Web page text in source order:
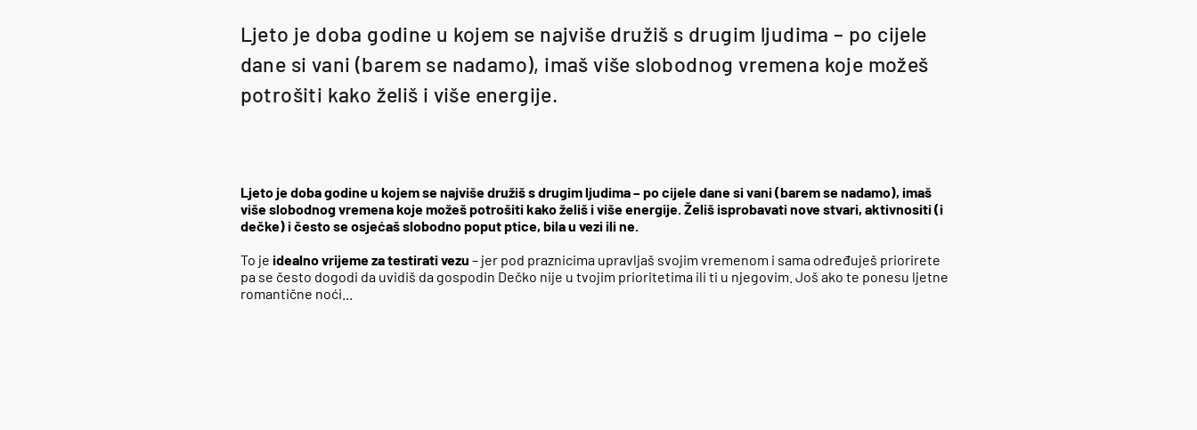
Ljeto je doba godine u kojem se najviše družiš s drugim ljudima – po cijele
dane si vani (barem se nadamo), imaš više slobodnog vremena koje možeš
potrošiti kako želiš i više energije.
Ljeto je doba godine u kojem se najviše družiš s drugim ljudima – po cijele dane si vani (barem se nadamo), imaš
više slobodnog vremena koje možeš potrošiti kako želiš i više energije. Želiš isprobavati nove stvari, aktivnositi (i
dečke) i često se osjećaš slobodno poput ptice, bila u vezi ili ne.
To je idealno vrijeme za testirati vezu – jer pod praznicima upravljaš svojim vremenom i sama određuješ priorirete
pa se često dogodi da uvidiš da gospodin Dečko nije u tvojim prioritetima ili ti u njegovim. Još ako te ponesu ljetne
romantične noći...